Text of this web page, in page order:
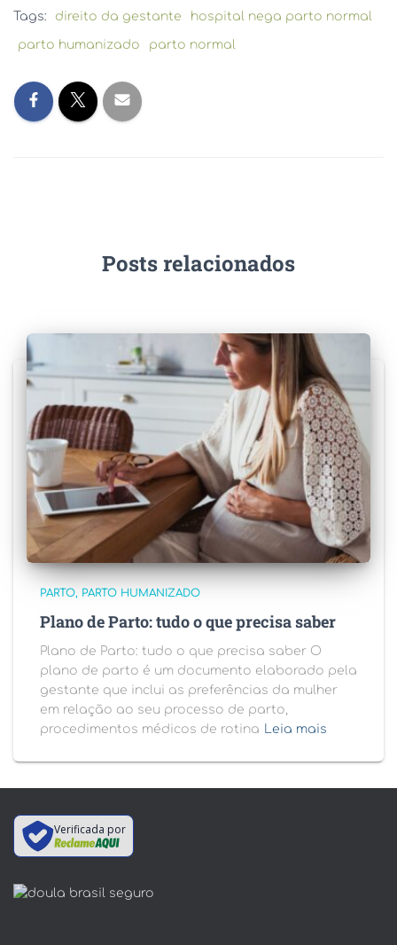
Tags: direito da gestante hospital nega parto normal
parto humanizado parto normal
Posts relacionados
PARTO PARTO HUMANIZADO
Plano de Parto: tudo o que precisa saber
Plano de Parto: tudo o que precisa saber O
plano de parto é um documento elaborado pela
gestante que inclui as preferências da mulher
em relação ao seu processo de parto,
procedimentos médicos de rotina
Leia mais
Verificada por